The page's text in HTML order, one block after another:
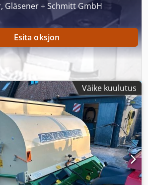
Gläsener + Schmitt GmbH
Esita oksjon
Väike kuulutus